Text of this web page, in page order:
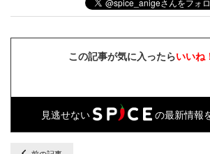
この記事が気に入ったらいいね
見逃せない の最新情報